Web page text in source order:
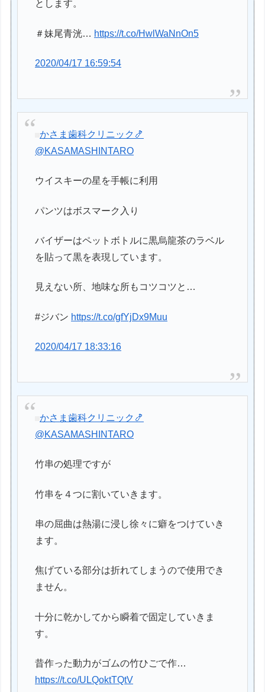
とします。
＃妹尾青洸… https://t.co/HwlWaNnOn5
2020/04/17 16:59:54
かさま歯科クリニック🍤
@KASAMASHINTARO
ウイスキーの星を手帳に利用
パンツはボスマーク入り
バイザーはペットボトルに黒烏龍茶のラベル
を貼って黒を表現しています。
見えない所、地味な所もコツコツと…
#ジバン https://t.co/gfYjDx9Muu
2020/04/17 18:33:16
かさま歯科クリニック🍤
@KASAMASHINTARO
竹串の処理ですが
竹串を４つに割いていきます。
串の屈曲は熱湯に浸し徐々に癖をつけていき
ます。
焦げている部分は折れてしまうので使用でき
ません。
十分に乾かしてから瞬着で固定していきま
す。
昔作った動力がゴムの竹ひごで作…
https://t.co/ULQoktTQtV